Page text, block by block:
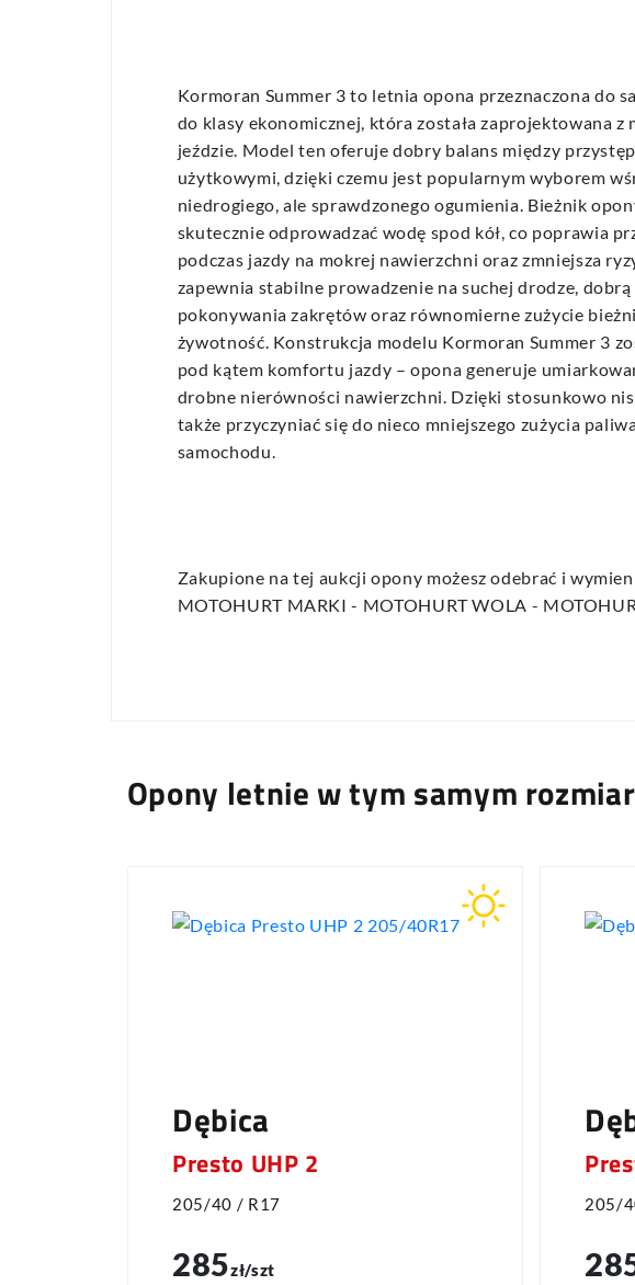
Kormoran Summer 3 to letnia opona przeznaczona do
do klasy ekonomicznej, która została zaprojektowana
jeździe. Model ten oferuje dobry balans między
użytkowymi, dzięki czemu jest popularnym wyborem
niedrogiego, ale sprawdzonego ogumienia. Bieżnik
skutecznie odprowadzać wodę spod kół, co poprawia
podczas jazdy na mokrej nawierzchni oraz zmniejsza
zapewnia stabilne prowadzenie na suchej drodze,
pokonywania zakrętów oraz równomierne zużycie
żywotność. Konstrukcja modelu Kormoran Summer 3
pod kątem komfortu jazdy – opona generuje
drobne nierówności nawierzchni. Dzięki stosunkowo
także przyczyniać się do nieco mniejszego zużycia
samochodu.
Zakupione na tej aukcji opony możesz odebrać i
MOTOHURT MARKI - MOTOHURT WOLA -
Opony letnie w tym samym
Dębica
Presto UHP 2
205/40 / R17
285zł/szt
205/